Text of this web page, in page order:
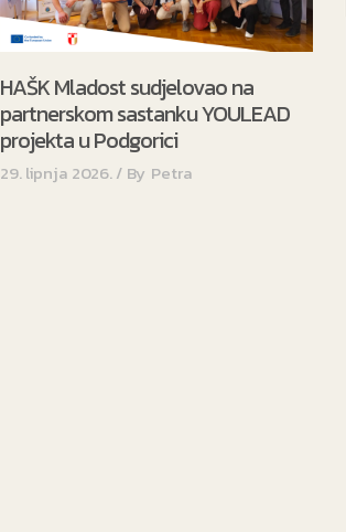
HAŠK Mladost sudjelovao na
partnerskom sastanku YOULEAD
projekta u Podgorici
29. lipnja 2026. By Petra